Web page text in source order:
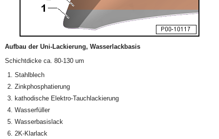
Aufbau der Uni-Lackierung, Wasserlackbasis
Schichtdicke ca. 80-130 um
Stahlblech
Zinkphosphatierung
kathodische Elektro-Tauchlackierung
Wasserfüller
Wasserbasislack
2K-Klarlack